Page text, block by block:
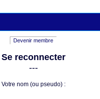
Devenir membre
Se reconnecter
---
Votre nom (ou pseudo) :